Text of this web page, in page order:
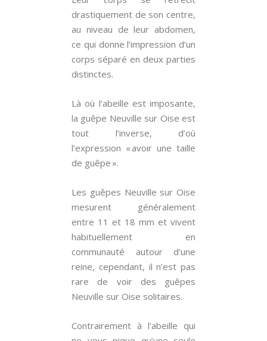
drastiquement de son centre,
au niveau de leur abdomen,
ce qui donne l’impression d’un
corps séparé en deux parties
distinctes.
Là où l’abeille est imposante,
la guêpe Neuville sur Oise est
tout l’inverse, d’où
l’expression « avoir une taille
de guêpe ».
Les guêpes Neuville sur Oise
mesurent généralement
entre 11 et 18 mm et vivent
habituellement en
communauté autour d’une
reine, cependant, il n’est pas
rare de voir des guêpes
Neuville sur Oise solitaires.
Contrairement à l’abeille qui